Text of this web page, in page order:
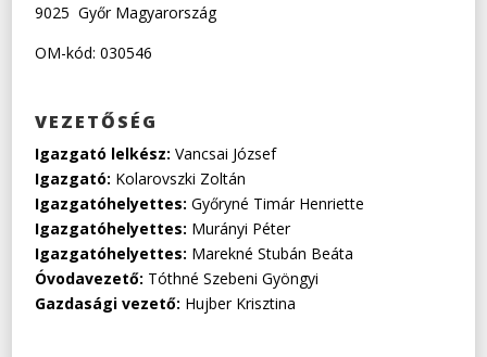
9025 Győr Magyarország
OM-kód: 030546
VEZETŐSÉG
Igazgató lelkész: Vancsai József
Igazgató: Kolarovszki Zoltán
Igazgatóhelyettes: Győryné Timár Henriette
Igazgatóhelyettes: Murányi Péter
Igazgatóhelyettes: Marekné Stubán Beáta
Óvodavezető: Tóthné Szebeni Gyöngyi
Gazdasági vezető: Hujber Krisztina